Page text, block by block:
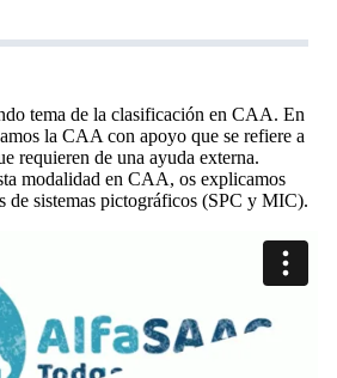
tema de la clasificación en CAA. En
la CAA con apoyo que se refiere a
requieren de una ayuda externa.
modalidad en CAA, os explicamos
de sistemas pictográficos (SPC y MIC).